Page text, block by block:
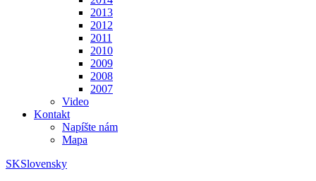
2013
2012
2011
2010
2009
2008
2007
Video
Kontakt
Napíšte nám
Mapa
SKSlovensky